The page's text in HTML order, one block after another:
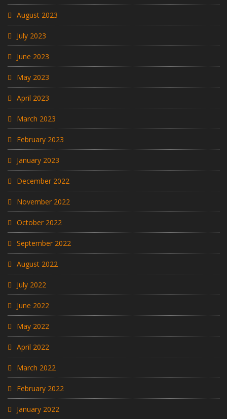
August 2023
July 2023
June 2023
May 2023
April 2023
March 2023
February 2023
January 2023
December 2022
November 2022
October 2022
September 2022
August 2022
July 2022
June 2022
May 2022
April 2022
March 2022
February 2022
January 2022